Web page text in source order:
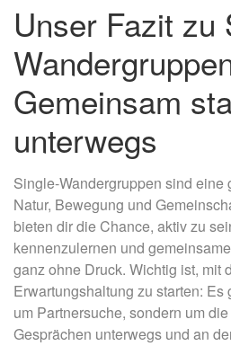
Unser Fazit zu
Gemeinsam
unterwegs
Single-Wandergruppen sind eine
Natur, Bewegung und
bieten dir die Chance, aktiv zu
kennenzulernen und
ganz ohne Druck. Wichtig ist, mit
Erwartungshaltung zu starten: Es
um Partnersuche, sondern um
Gesprächen unterwegs und an